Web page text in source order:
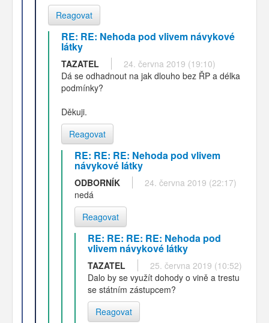
Reagovat
RE: RE: Nehoda pod vlivem návykové
látky
TAZATEL
24. června 2019 (19:10)
Dá se odhadnout na jak dlouho bez ŘP a délka
podmínky?
Děkuji.
Reagovat
RE: RE: RE: Nehoda pod vlivem
návykové látky
ODBORNÍK
24. června 2019 (22:17)
nedá
Reagovat
RE: RE: RE: RE: Nehoda pod
vlivem návykové látky
TAZATEL
25. června 2019 (10:52)
Dalo by se využít dohody o vině a trestu
se státním zástupcem?
Reagovat